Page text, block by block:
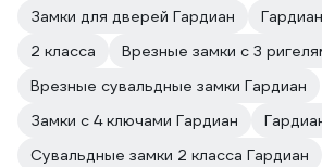
Замки для дверей Гардиан
2 класса
Врезные замки с 3
Врезные сувальдные замки Гардиан
Замки с 4 ключами Гардиан
Сувальдные замки 2 класса Гардиан